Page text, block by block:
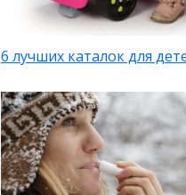
6 лучших каталок для